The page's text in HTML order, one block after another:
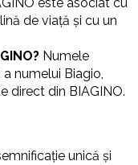
de viață și cu un
Numele
numelui Biagio,
direct din BIAGINO.
unică și